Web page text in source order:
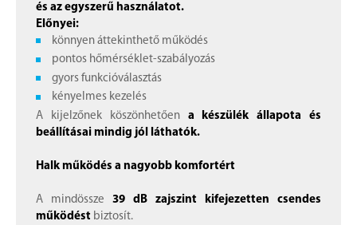
és az egyszerű használatot.
Előnyei:
könnyen áttekinthető működés
pontos hőmérséklet-szabályozás
gyors funkcióválasztás
kényelmes kezelés
A kijelzőnek köszönhetőena készülék állapota és
beállításai mindig jól láthatók.
Halk működés a nagyobb komfortért
A mindössze 39 dB zajszint kifejezetten csendes
működést biztosít.